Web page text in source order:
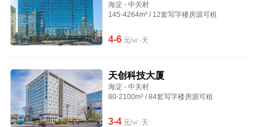
海淀 - 中关村
145-4264m² / 12套写字楼房源可租
4-6元/㎡·天
天创科技大厦
海淀 - 中关村
80-2100m² / 84套写字楼房源可租
3-4元/㎡·天